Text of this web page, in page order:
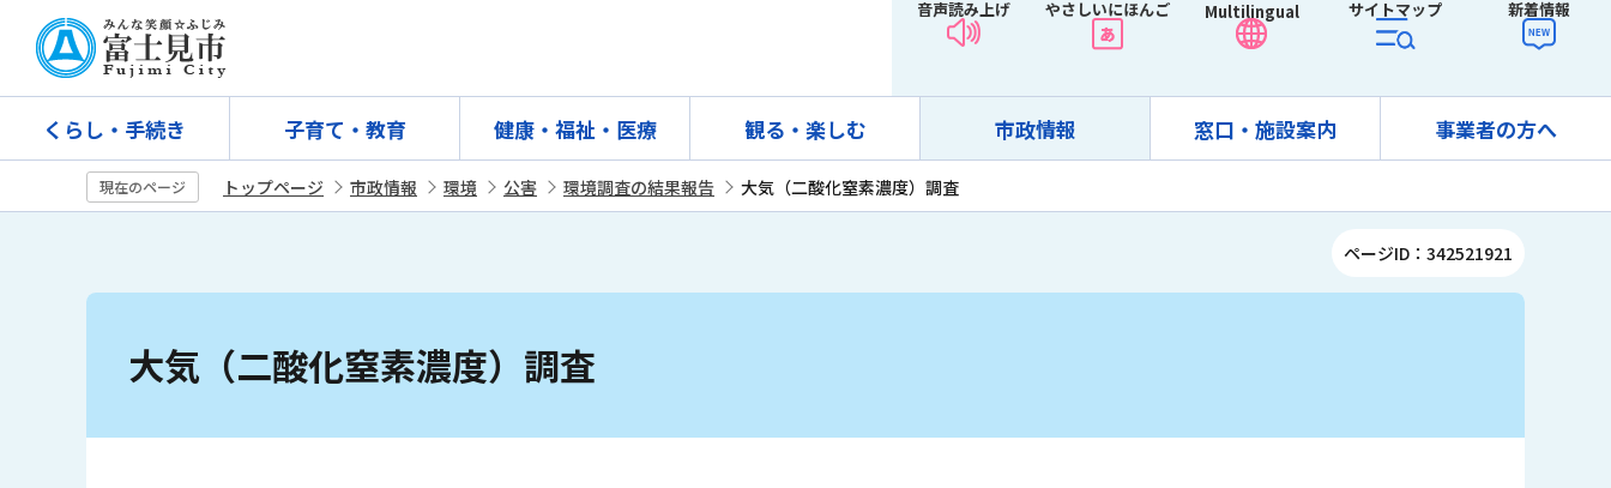
先
音声読み上げ やさしいにほんご Multilingual サイトマップ 新着情報
くらし・手続き 子育て・教育 健康・福祉・医療 観る・楽しむ 市政情報 窓口・施設案内 事業者の方へ
現在のページ トップページ 市政情報 環境 公害 環境調査の結果報告 大気（二酸化窒素濃度）調査
ページID：342521921
大気（二酸化窒素濃度）調査